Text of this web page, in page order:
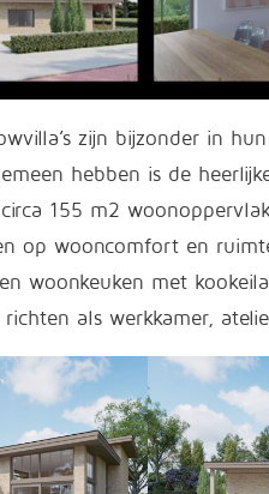
zijn bijzonder in
hebben is de
155 m2
op wooncomfort en
woonkeuken met
als werkkamer,